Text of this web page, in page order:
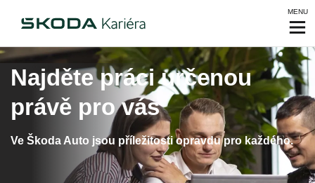
MENU
Najděte práci určenou
právě pro vás
Ve Škoda Auto jsou příležitosti opravdu pro každého.